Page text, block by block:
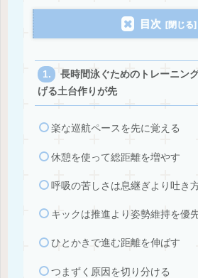
目次
長時間泳ぐためのトレーニン
げる土台作りが先
楽な巡航ペースを先に覚える
休憩を使って総距離を増やす
呼吸の苦しさは息継ぎより吐き
キックは推進より姿勢維持を優
ひとかきで進む距離を伸ばす
つまずく原因を切り分ける